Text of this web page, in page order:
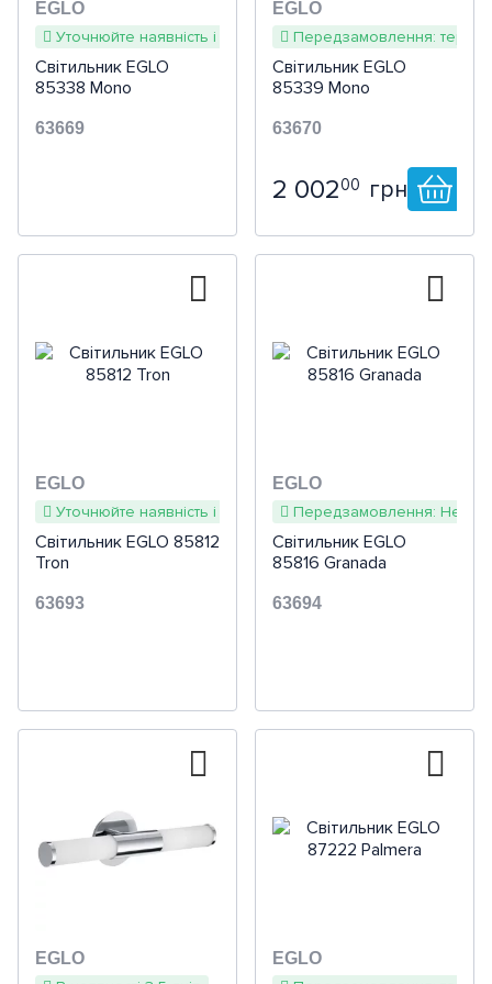
EGLO
Уточнюйте наявність і терміни
Світильник EGLO
85338 Mono
63669
EGLO
Передзамовлення: термін
Світильник EGLO
85339 Mono
63670
2 00200 грн
EGLO
Уточнюйте наявність і терміни
Світильник EGLO 85812
Tron
63693
EGLO
Передзамовлення:
Світильник EGLO
85816 Granada
63694
EGLO
EGLO